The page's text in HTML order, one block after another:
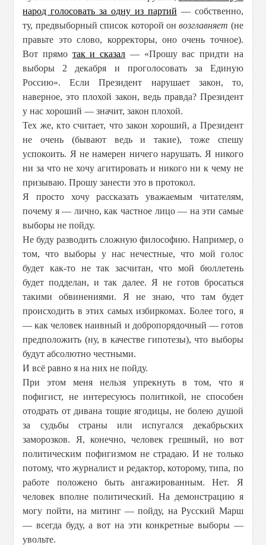
народ голосовать за одну из партий — собственно,
ту, предвыборный список которой онвозглавняет (не
правьте это слово, корректоры, оно очень точное).
Вот прямо так и сказал — «Прошу вас придти на
выборы 2 декабря и проголосовать за Единую
Россию». Если Президент нарушает закон, то,
наверное, это плохой закон, ведь правда? Президент
у нас хороший — значит, закон плохой.
Тех же, кто считает, что закон хороший, а Президент
не очень (бывают ведь и такие), тоже спешу
успокоить. Я не намерен ничего нарушать. Я никого
ни за что не хочу агитировать и никого ни к чему не
призываю. Прошу занести это в протокол.
Я просто хочу рассказать уважаемым читателям,
почему я — лично, как частное лицо — на эти самые
выборы не пойду.
Не буду разводить сложную философию. Например, о
том, что выборы у нас нечестные, что мой голос
будет как-то не так засчитан, что мой бюллетень
будет подделан, и так далее. Я не готов бросаться
такими обвинениями. Я не знаю, что там будет
происходить в этих самых избиркомах. Более того, я
— как человек наивный и добропорядочный — готов
предположить (ну, в качестве гипотезы), что выборы
будут абсолютно честными.
И всё равно я на них не пойду.
При этом меня нельзя упрекнуть в том, что я
пофигист, не интересуюсь политикой, не способен
отодрать от дивана тощие ягодицы, не болею душой
за судьбы страны или испугался декабрьских
заморозков. Я, конечно, человек грешный, но вот
политическим пофигизмом не страдаю. И не только
потому, что журналист и редактор, которому, типа, по
работе положено быть ангажированным. Нет. Я
человек вполне политический. На демонстрацию я
могу пойти, на митинг — пойду, на Русский Марш
— всегда буду, а вот на эти конкретные выборы —
увольте.